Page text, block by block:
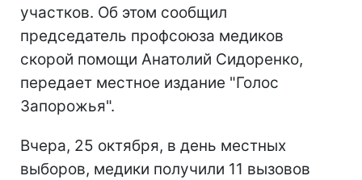
участков. Об этом сообщил
председатель профсоюза медиков
скорой помощи Анатолий Сидоренко,
передает местное издание "Голос
Запорожья".
Вчера, 25 октября, в день местных
выборов, медики получили 11 вызовов